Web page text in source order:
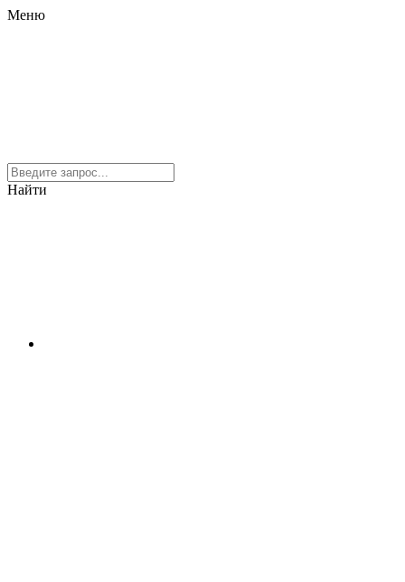
Меню
Найти